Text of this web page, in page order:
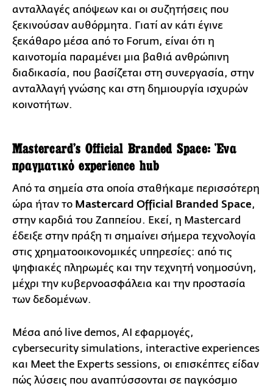
ανταλλαγές απόψεων και οι συζητήσεις που
ξεκινούσαν αυθόρμητα. Γιατί αν κάτι έγινε
ξεκάθαρο μέσα από το Forum, είναι ότι η
καινοτομία παραμένει μια βαθιά ανθρώπινη
διαδικασία, που βασίζεται στη συνεργασία, στην
ανταλλαγή γνώσης και στη δημιουργία ισχυρών
κοινοτήτων.
Mastercard’s Official Branded Space: Ένα
πραγματικό experience hub
Από τα σημεία στα οποία σταθήκαμε περισσότερη
ώρα ήταν το Mastercard Official Branded Space,
στην καρδιά του Ζαππείου. Εκεί, η Mastercard
έδειξε στην πράξη τι σημαίνει σήμερα τεχνολογία
στις χρηματοοικονομικές υπηρεσίες: από τις
ψηφιακές πληρωμές και την τεχνητή νοημοσύνη,
μέχρι την κυβερνοασφάλεια και την προστασία
των δεδομένων.
Μέσα από live demos, AI εφαρμογές,
cybersecurity simulations, interactive experiences
και Meet the Experts sessions, οι επισκέπτες είδαν
πώς λύσεις που αναπτύσσονται σε παγκόσμιο